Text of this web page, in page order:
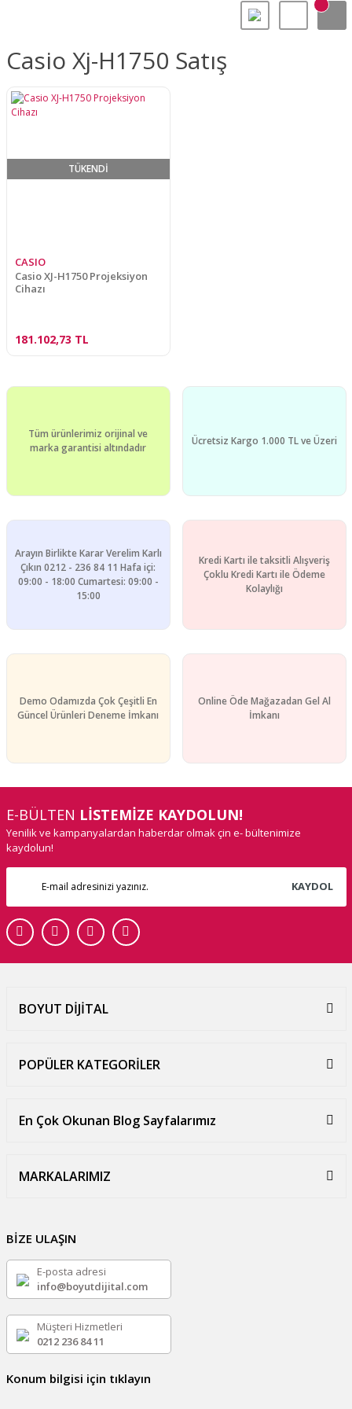
Casio Xj-H1750 Satış
TÜKENDİ
CASIO
Casio XJ-H1750 Projeksiyon
Cihazı
181.102,73 TL
Tüm ürünlerimiz orijinal ve
marka garantisi altındadır
Ücretsiz Kargo 1.000 TL ve Üzeri
Arayın Birlikte Karar Verelim Karlı
Çıkın 0212 - 236 84 11 Hafa içi:
09:00 - 18:00 Cumartesi: 09:00 -
15:00
Kredi Kartı ile taksitli Alışveriş
Çoklu Kredi Kartı ile Ödeme
Kolaylığı
Demo Odamızda Çok Çeşitli En
Güncel Ürünleri Deneme İmkanı
Online Öde Mağazadan Gel Al
İmkanı
E-BÜLTEN LİSTEMİZE KAYDOLUN!
Yenilik ve kampanyalardan haberdar olmak çin e- bültenimize
kaydolun!
KAYDOL
BOYUT DİJİTAL
POPÜLER KATEGORİLER
En Çok Okunan Blog Sayfalarımız
MARKALARIMIZ
BİZE ULAŞIN
E-posta adresi
info@boyutdijital.com
Müşteri Hizmetleri
0212 236 84 11
Konum bilgisi için tıklayın